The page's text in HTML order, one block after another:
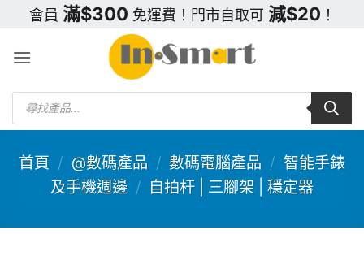
content
會員 滿$300 免運費！門市自取可 減$20 ！
Products
search
首頁 / @數碼產品 / 數碼電腦產品 / 智能手錶
及手機週邊 / 自拍杆 | 三腳架 | 穩定器